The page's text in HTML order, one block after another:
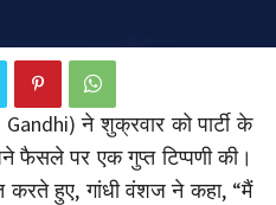
ने शुक्रवार को पार्टी के
फैसले पर एक गुप्त टिप्पणी की।
करते हुए, गांधी वंशज ने कहा, “मैं